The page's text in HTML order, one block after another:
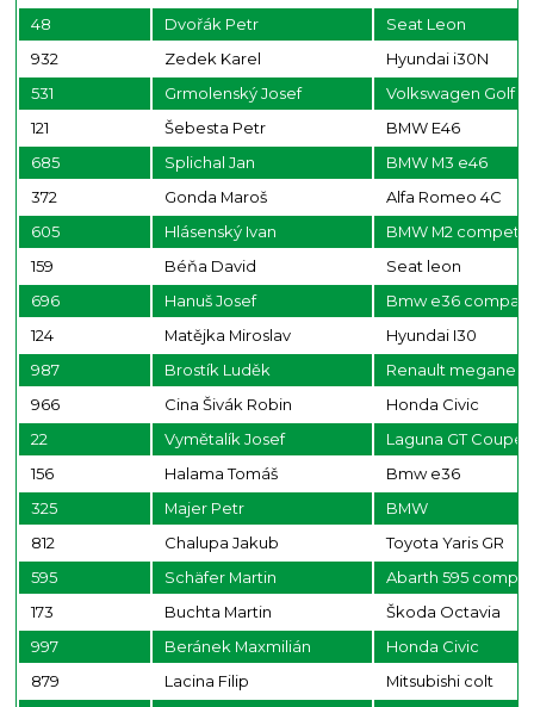
48
Dvořák Petr
Seat Leon
932
Zedek Karel
Hyundai i30N
531
Grmolenský Josef
Volkswagen Golf
121
Šebesta Petr
BMW E46
685
Splichal Jan
BMW M3 e46
372
Gonda Maroš
Alfa Romeo 4C
605
Hlásenský Ivan
BMW M2
159
Béňa David
Seat leon
696
Hanuš Josef
Bmw e36
124
Matějka Miroslav
Hyundai I30
987
Brostík Luděk
Renault megane
966
Cina Šivák Robin
Honda Civic
22
Vymětalík Josef
Laguna GT Coupe
156
Halama Tomáš
Bmw e36
325
Majer Petr
BMW
812
Chalupa Jakub
Toyota Yaris GR
595
Schäfer Martin
Abarth 595
173
Buchta Martin
Škoda Octavia
997
Beránek Maxmilián
Honda Civic
879
Lacina Filip
Mitsubishi colt